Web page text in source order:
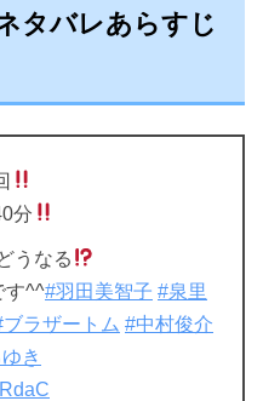
タバレあらすじ
分
うなる
す^^#羽田美智子 #泉里
ブラザートム #中村俊介
き